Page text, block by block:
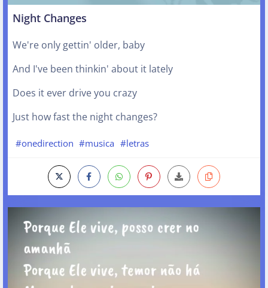
Night Changes
We're only gettin' older, baby
And I've been thinkin' about it lately
Does it ever drive you crazy
Just how fast the night changes?
#onedirection #musica #letras